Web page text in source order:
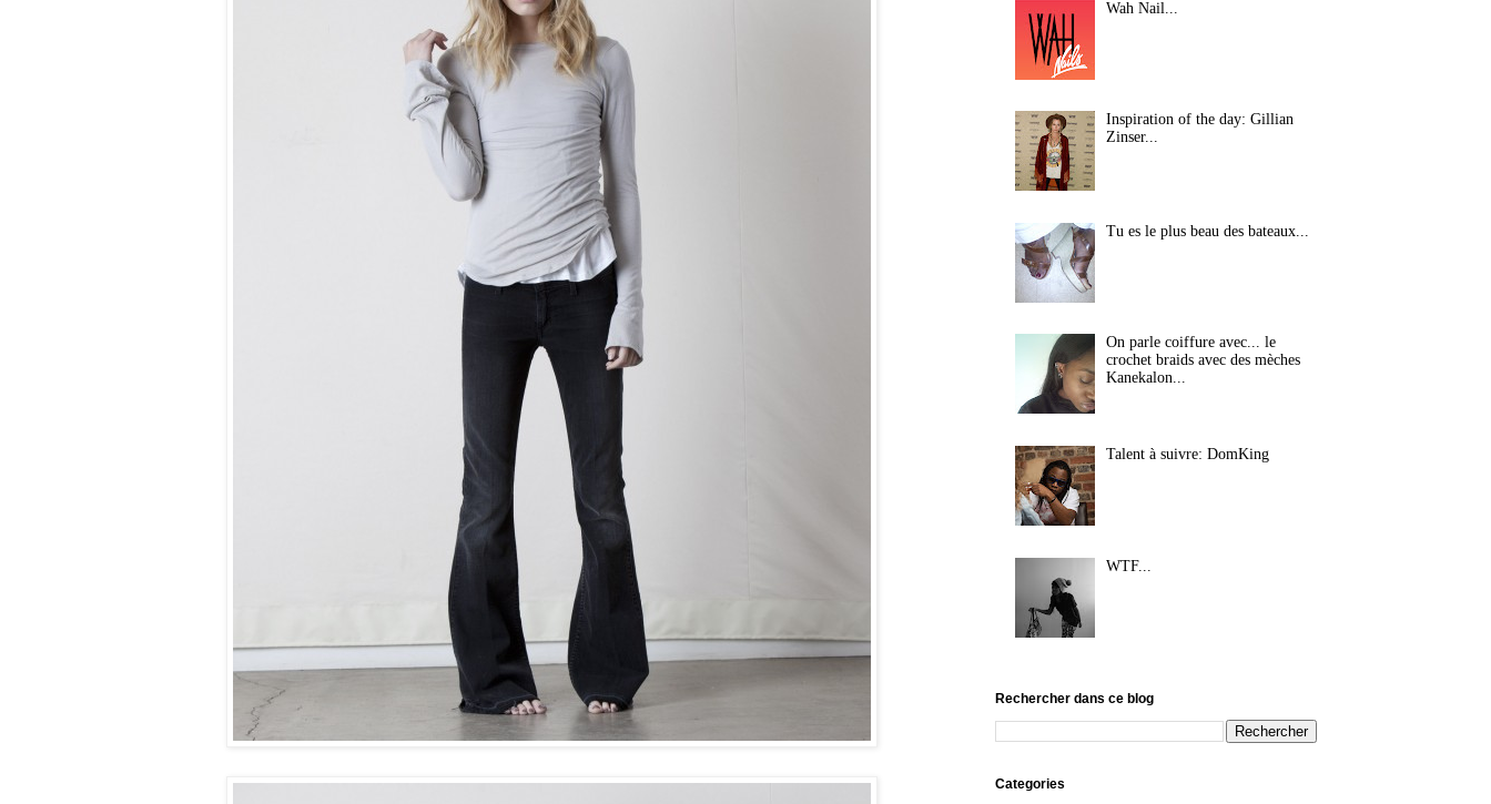
Wah Nail...
Inspiration of the day: Gillian
Zinser...
Tu es le plus beau des bateaux...
On parle coiffure avec... le
crochet braids avec des mèches
Kanekalon...
Talent à suivre: DomKing
WTF...
Rechercher dans ce blog
Categories